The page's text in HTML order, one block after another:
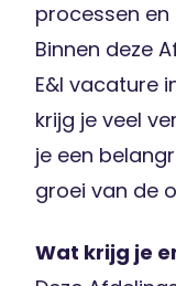
processen
Binnen deze
E&I vacature
krijg je veel
je een
groei van de
Wat krijg je